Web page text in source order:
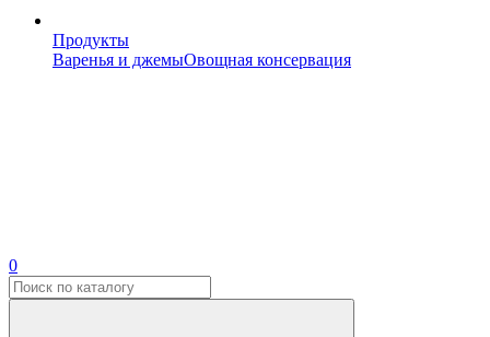
Продукты
Варенья и джемыОвощная консервация
0